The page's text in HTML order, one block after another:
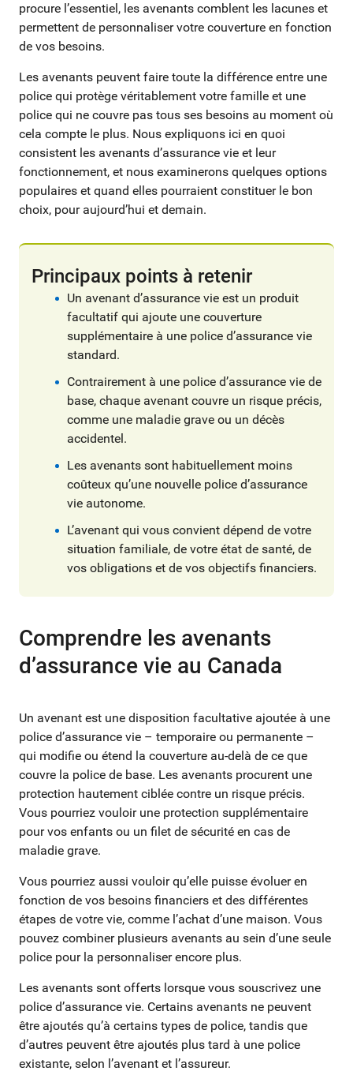
procure l’essentiel, les avenants comblent les lacunes et
permettent de personnaliser votre couverture en fonction
de vos besoins.
Les avenants peuvent faire toute la différence entre une
police qui protège véritablement votre famille et une
police qui ne couvre pas tous ses besoins au moment où
cela compte le plus. Nous expliquons ici en quoi
consistent les avenants d’assurance vie et leur
fonctionnement, et nous examinerons quelques options
populaires et quand elles pourraient constituer le bon
choix, pour aujourd’hui et demain.
Principaux points à retenir
Un avenant d’assurance vie est un produit
facultatif qui ajoute une couverture
supplémentaire à une police d’assurance vie
standard.
Contrairement à une police d’assurance vie de
base, chaque avenant couvre un risque précis,
comme une maladie grave ou un décès
accidentel.
Les avenants sont habituellement moins
coûteux qu’une nouvelle police d’assurance
vie autonome.
L’avenant qui vous convient dépend de votre
situation familiale, de votre état de santé, de
vos obligations et de vos objectifs financiers.
Comprendre les avenants
d’assurance vie au Canada
Un avenant est une disposition facultative ajoutée à une
police d’assurance vie – temporaire ou permanente –
qui modifie ou étend la couverture au-delà de ce que
couvre la police de base. Les avenants procurent une
protection hautement ciblée contre un risque précis.
Vous pourriez vouloir une protection supplémentaire
pour vos enfants ou un filet de sécurité en cas de
maladie grave.
Vous pourriez aussi vouloir qu’elle puisse évoluer en
fonction de vos besoins financiers et des différentes
étapes de votre vie, comme l’achat d’une maison. Vous
pouvez combiner plusieurs avenants au sein d’une seule
police pour la personnaliser encore plus.
Les avenants sont offerts lorsque vous souscrivez une
police d’assurance vie. Certains avenants ne peuvent
être ajoutés qu’à certains types de police, tandis que
d’autres peuvent être ajoutés plus tard à une police
existante, selon l’avenant et l’assureur.